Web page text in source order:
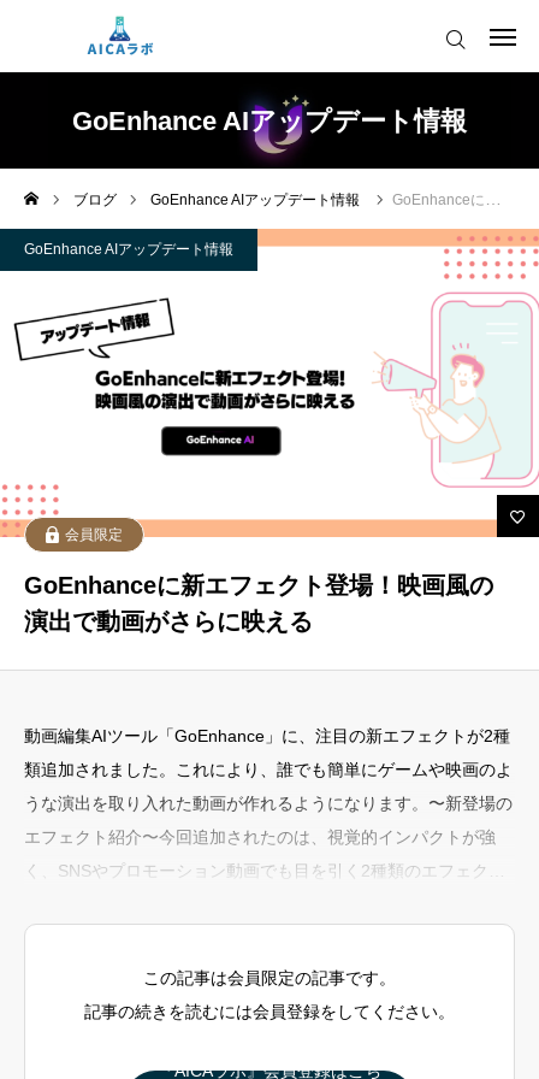
GoEnhance AIアップデート情報
ブログ GoEnhance AIアップデート情報 GoEnhanceに新エフェクト登場！映画風の演出で動画がさらに映える
GoEnhance AIアップデート情報
会員限定
GoEnhanceに新エフェクト登場！映画風の
演出で動画がさらに映える
動画編集AIツール「GoEnhance」に、注目の新エフェクトが2種
類追加されました。これにより、誰でも簡単にゲームや映画のよ
うな演出を取り入れた動画が作れるようになります。〜新登場の
エフェクト紹介〜今回追加されたのは、視覚的インパクトが強
く、SNSやプロモーション動画でも目を引く2種類のエフェクト
かしさとユーモアを感じさせるスタイルで、ショート動画や解説
コンテンツに最適です。Frozen Impact（フロー
この記事は会員限定の記事です。
記事の続きを読むには会員登録をしてください。
『AICAラボ』会員登録はこち
AICAをご契約の皆様へ
AIツールアップデート情報
運営会社